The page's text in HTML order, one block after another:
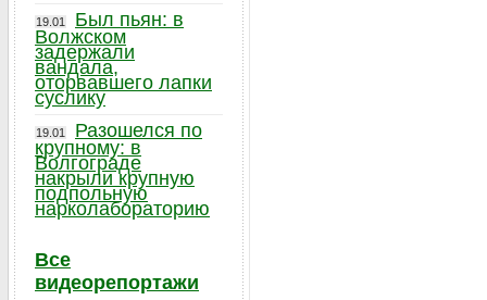
19.01
Был пьян: в
Волжском
задержали
вандала,
оторвавшего лапки
суслику
19.01
Разошелся по
крупному: в
Волгограде
накрыли крупную
подпольную
нарколабораторию
Все
видеорепортажи